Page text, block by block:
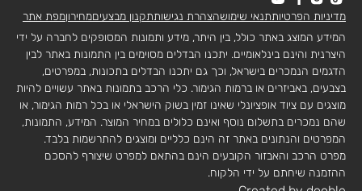
מדיניות הפרטיותתנאי שימושהצהרת נגישותתקנון מבצעיםמחירוןמפת אתר
המידע המוצג באתר כולל, בין היתר, מידע ותמונות המסופקים לחברה על ידי
היצרנית והינם בינלאומיים. יתכנו הבדלים מסוימים בין התמונות באתר לבין
הדגמים הנמכרים בישראל, וכך גם יתכנו הבדלים בתכונות, במפרטים,
בצבעים, באביזרים או ברמות הגימור. כלי הרכב בתמונות באתר עשויים להיות
מוצגים עם ציוד אופציונלי שאינו זמין בשוק הישראלי או בכל רמות הגימור, או
שהם נמכרים בתשלום נוסף ואינם כלולים במחיר המוצר. המידע, התמונות,
המפרטים והנתונים באתר זה הינם כלליים ומוצגים להתרשמות בלבד.
מפרט הרכב והאבזור הקובעים הינם בהתאם למפרט שיצורף להסכם
ההזמנה שיחתם על ידי הלקוח.